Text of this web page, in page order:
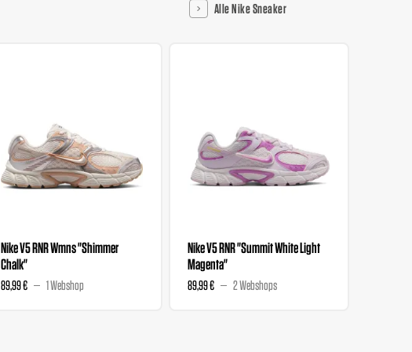
Alle Nike Sneaker
Nike V5 RNR Wmns "Shimmer
Chalk"
89,99 € 1 Webshop
Nike V5 RNR "Summit White Light
Magenta"
89,99 € 2 Webshops